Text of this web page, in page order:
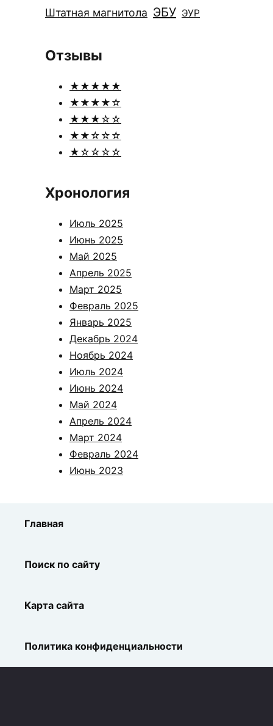
Штатная магнитола ЭБУ ЭУР
Отзывы
★★★★★
★★★★☆
★★★☆☆
★★☆☆☆
★☆☆☆☆
Хронология
Июль 2025
Июнь 2025
Май 2025
Апрель 2025
Март 2025
Февраль 2025
Январь 2025
Декабрь 2024
Ноябрь 2024
Июль 2024
Июнь 2024
Май 2024
Апрель 2024
Март 2024
Февраль 2024
Июнь 2023
Главная
Поиск по сайту
Карта сайта
Политика конфиденциальности